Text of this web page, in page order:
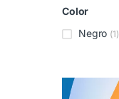
Color
Negro (1)